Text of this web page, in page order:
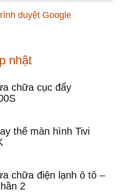
duyệt Google
nhật
chữa cục đẩy
thế màn hình Tivi
chữa điện lạnh ô tô –
2